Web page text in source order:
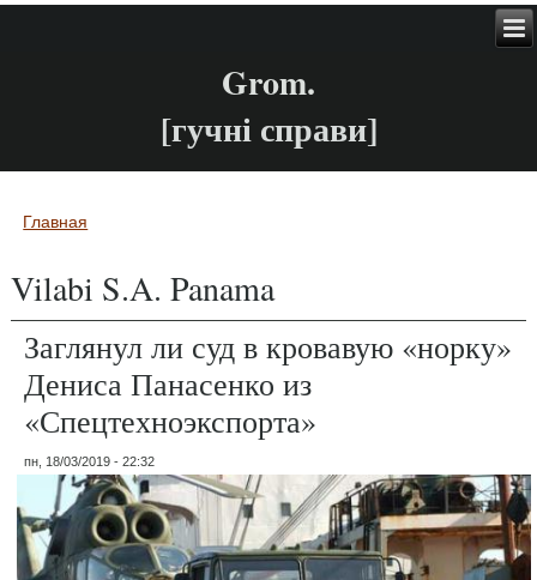
Grom.
[гучні справи]
Вы здесь
Главная
Vilabi S.A. Panama
Заглянул ли суд в кровавую «норку»
Дениса Панасенко из
«Спецтехноэкспорта»
пн, 18/03/2019 - 22:32